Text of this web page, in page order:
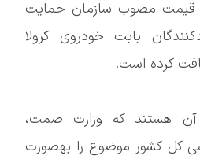
قیمت مصوب سازمان حمایت
بابت خودروی کرولا
کرده است.
آن هستند که وزارت صمت،
کل کشور موضوع را بهصورت